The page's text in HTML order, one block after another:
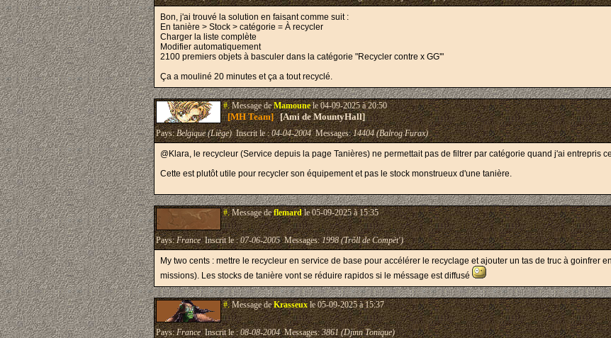
Bon, j'ai trouvé la solution en faisant comme suit :
En tanière > Stock > catégorie = À recycler
Charger la liste complète
Modifier automatiquement
2100 premiers objets à basculer dans la catégorie "Recycler contre x GG'"
Ça a mouliné 20 minutes et ça a tout recyclé.
#.Message deMamounele 04-09-2025 à 20:50
[MH Team][Ami de MountyHall]
Pays:Belgique (Liège)Inscrit le :04-04-2004Messages:14404 (Balrog Furax)
@Klara, le recycleur (Service depuis la page Tanières) ne permettait pas de filtrer par catégorie quand j'ai entrepris
Cette est plutôt utile pour recycler son équipement et pas le stock monstrueux d'une tanière.
#.Message deflemardle 05-09-2025 à 15:35
Pays:FranceInscrit le :07-06-2005Messages:1998 (Trõll de Compèt')
My two cents : mettre le recycleur en service de base pour accélérer le recyclage et ajouter un tas de truc à
missions). Les stocks de tanière vont se réduire rapidos si le méssage est diffusé
#.Message deKrasseuxle 05-09-2025 à 15:37
Pays:FranceInscrit le :08-08-2004Messages:3861 (Djinn Tonique)